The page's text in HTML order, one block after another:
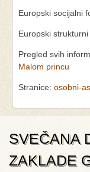
Europski socijalni
Europski
Pregled svih
Malom princu
Stranice: osobni-
SVEČANA
ZAKLADE